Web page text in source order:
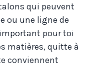
qui peuvent
ou une ligne de
pour toi
matières, quitte à
conviennent